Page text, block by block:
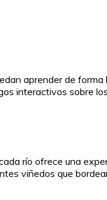
aprender de forma
interactivos sobre
río ofrece una
viñedos que